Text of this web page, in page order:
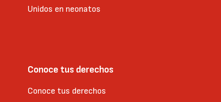
Unidos en neonatos
Conoce tus derechos
Conoce tus derechos